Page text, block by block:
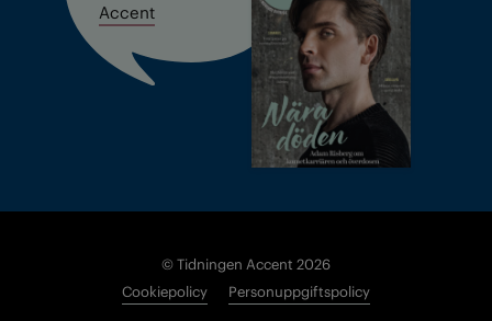
Accent
© Tidningen Accent 2026
Cookiepolicy
Personuppgiftspolicy